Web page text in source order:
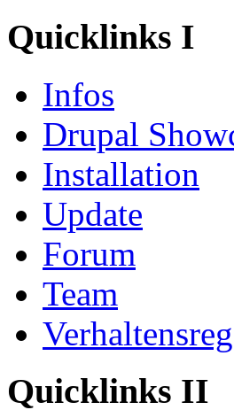
Quicklinks I
Infos
Drupal
Installation
Update
Forum
Team
Quicklinks II